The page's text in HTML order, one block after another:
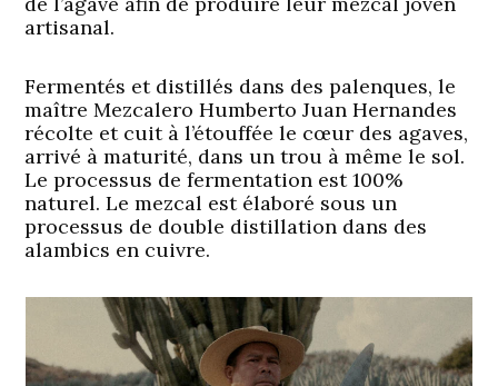
artisanal.
Fermentés et distillés dans des palenques, le
maître Mezcalero Humberto Juan Hernandes
récolte et cuit à l’étouffée le cœur des agaves,
arrivé à maturité, dans un trou à même le sol.
Le processus de fermentation est 100%
naturel. Le mezcal est élaboré sous un
processus de double distillation dans des
alambics en cuivre.